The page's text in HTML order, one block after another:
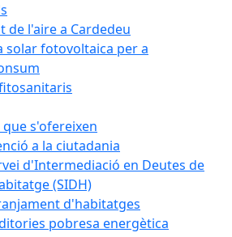
de l'aire a Cardedeu
solar fotovoltaica per a
que s'ofereixen
a la ciutadania
d'Intermediació en Deutes de
(SIDH)
d'habitatges
pobresa energètica